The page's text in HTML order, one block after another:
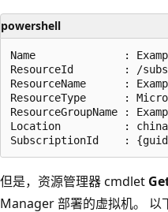
powershell
Name              :
ResourceId        : /
ResourceName      :
ResourceType      :
ResourceGroupName :
Location          :
但是，资源管理器 cmdlet
Manager 部署的虚拟机。 以